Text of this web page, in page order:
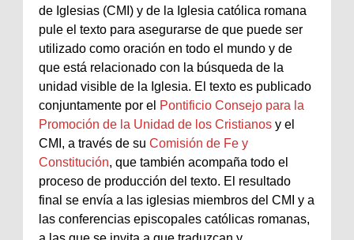
de Iglesias (CMI) y de la Iglesia católica romana
pule el texto para asegurarse de que puede ser
utilizado como oración en todo el mundo y de
que está relacionado con la búsqueda de la
unidad visible de la Iglesia. El texto es publicado
conjuntamente por el Pontificio Consejo para la
Promoción de la Unidad de los Cristianos y el
CMI, a través de su Comisión de Fe y
Constitución, que también acompaña todo el
proceso de producción del texto. El resultado
final se envía a las iglesias miembros del CMI y a
las conferencias episcopales católicas romanas,